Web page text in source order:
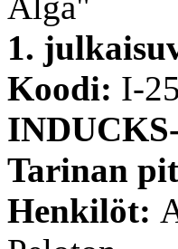
1.
Koodi: I-
Tarinan
Henkilöt: